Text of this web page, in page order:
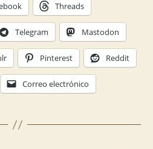
Threads
Telegram Mastodon
Pinterest Reddit
Correo electrónico